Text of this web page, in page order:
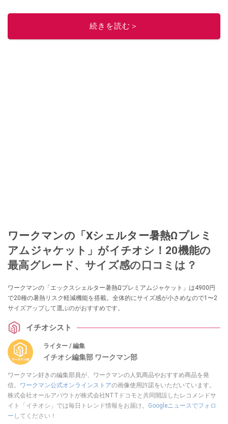
このイチオシストの他の記事を読む
続きを読む＞
ワークマンの「Xシェルター暑熱Ωプレミ
アムジャケット」がイチオシ！20機能の
最高グレード、サイズ感の口コミは？
ワークマンの「エックスシェルター暑熱Ωプレミアムジャケット」は4900円
で20種の暑熱リスク軽減機能を搭載。全体的にサイズ感が小さめなので1〜2
サイズアップして選ぶのがおすすめです。
イチオシスト
ライター / 編集
イチオシ編集部 ワークマン部
ワークマン好きの編集部員が、ワークマンの人気商品やおすすめ商品を発
信。 ワークマン公式オンラインストアの画像使用許諾をいただいています。
株式会社オールアバウトが株式会社NTTドコモと共同開設したレコメンドサ
イト「イチオシ」では毎日トレンド情報をお届け。 Googleニュースでフォロ
ー してください！